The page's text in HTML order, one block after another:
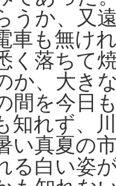
うか、又
車も無け
く落ちて
か、大き
間を今日
知れず、
い真夏の
る白い姿